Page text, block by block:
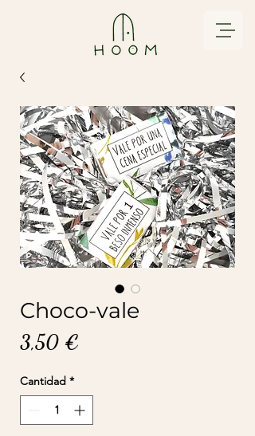
Choco-vale
3,50 €
Cantidad *